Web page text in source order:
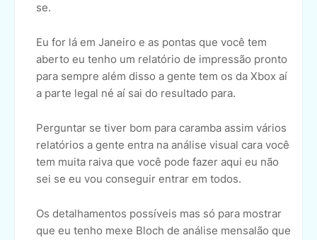
se.
Eu for lá em Janeiro e as pontas que você tem
aberto eu tenho um relatório de impressão pronto
para sempre além disso a gente tem os da Xbox aí
a parte legal né aí sai do resultado para.
Perguntar se tiver bom para caramba assim vários
relatórios a gente entra na análise visual cara você
tem muita raiva que você pode fazer aqui eu não
sei se eu vou conseguir entrar em todos.
Os detalhamentos possíveis mas só para mostrar
que eu tenho mexe Bloch de análise mensalão que